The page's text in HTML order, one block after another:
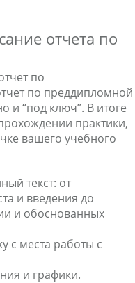
отчета по
по
по преддипломной
и “под ключ”. В итоге
практики,
вашего учебного
текст: от
и введения до
и обоснованных
с места работы с
и графики.